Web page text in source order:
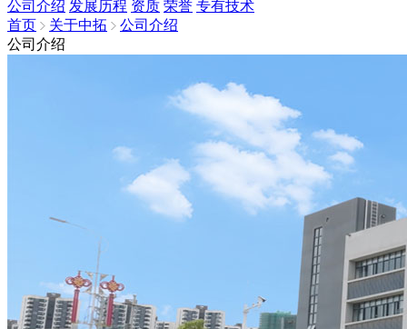
公司介绍 发展历程 资质 荣誉 专有技术
首页
关于中拓
公司介绍
公司介绍